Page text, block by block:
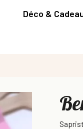
Déco &